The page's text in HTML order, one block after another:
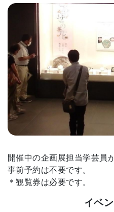
FAQ
開催中の企画展担当学芸員
事前予約は不要です。
＊観覧券は必要です。
イベ